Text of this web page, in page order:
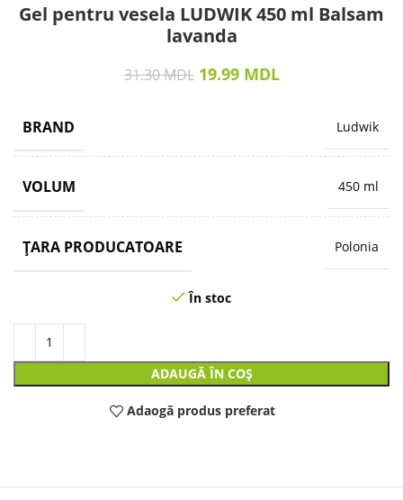
Gel pentru vesela LUDWIK 450 ml Balsam
lavanda
31.30MDL 19.99 MDL
BRAND Ludwik
VOLUM 450 ml
ȚARA PRODUCATOARE Polonia
În stoc
ADAUGĂ ÎN COȘ
Adaogă produs preferat